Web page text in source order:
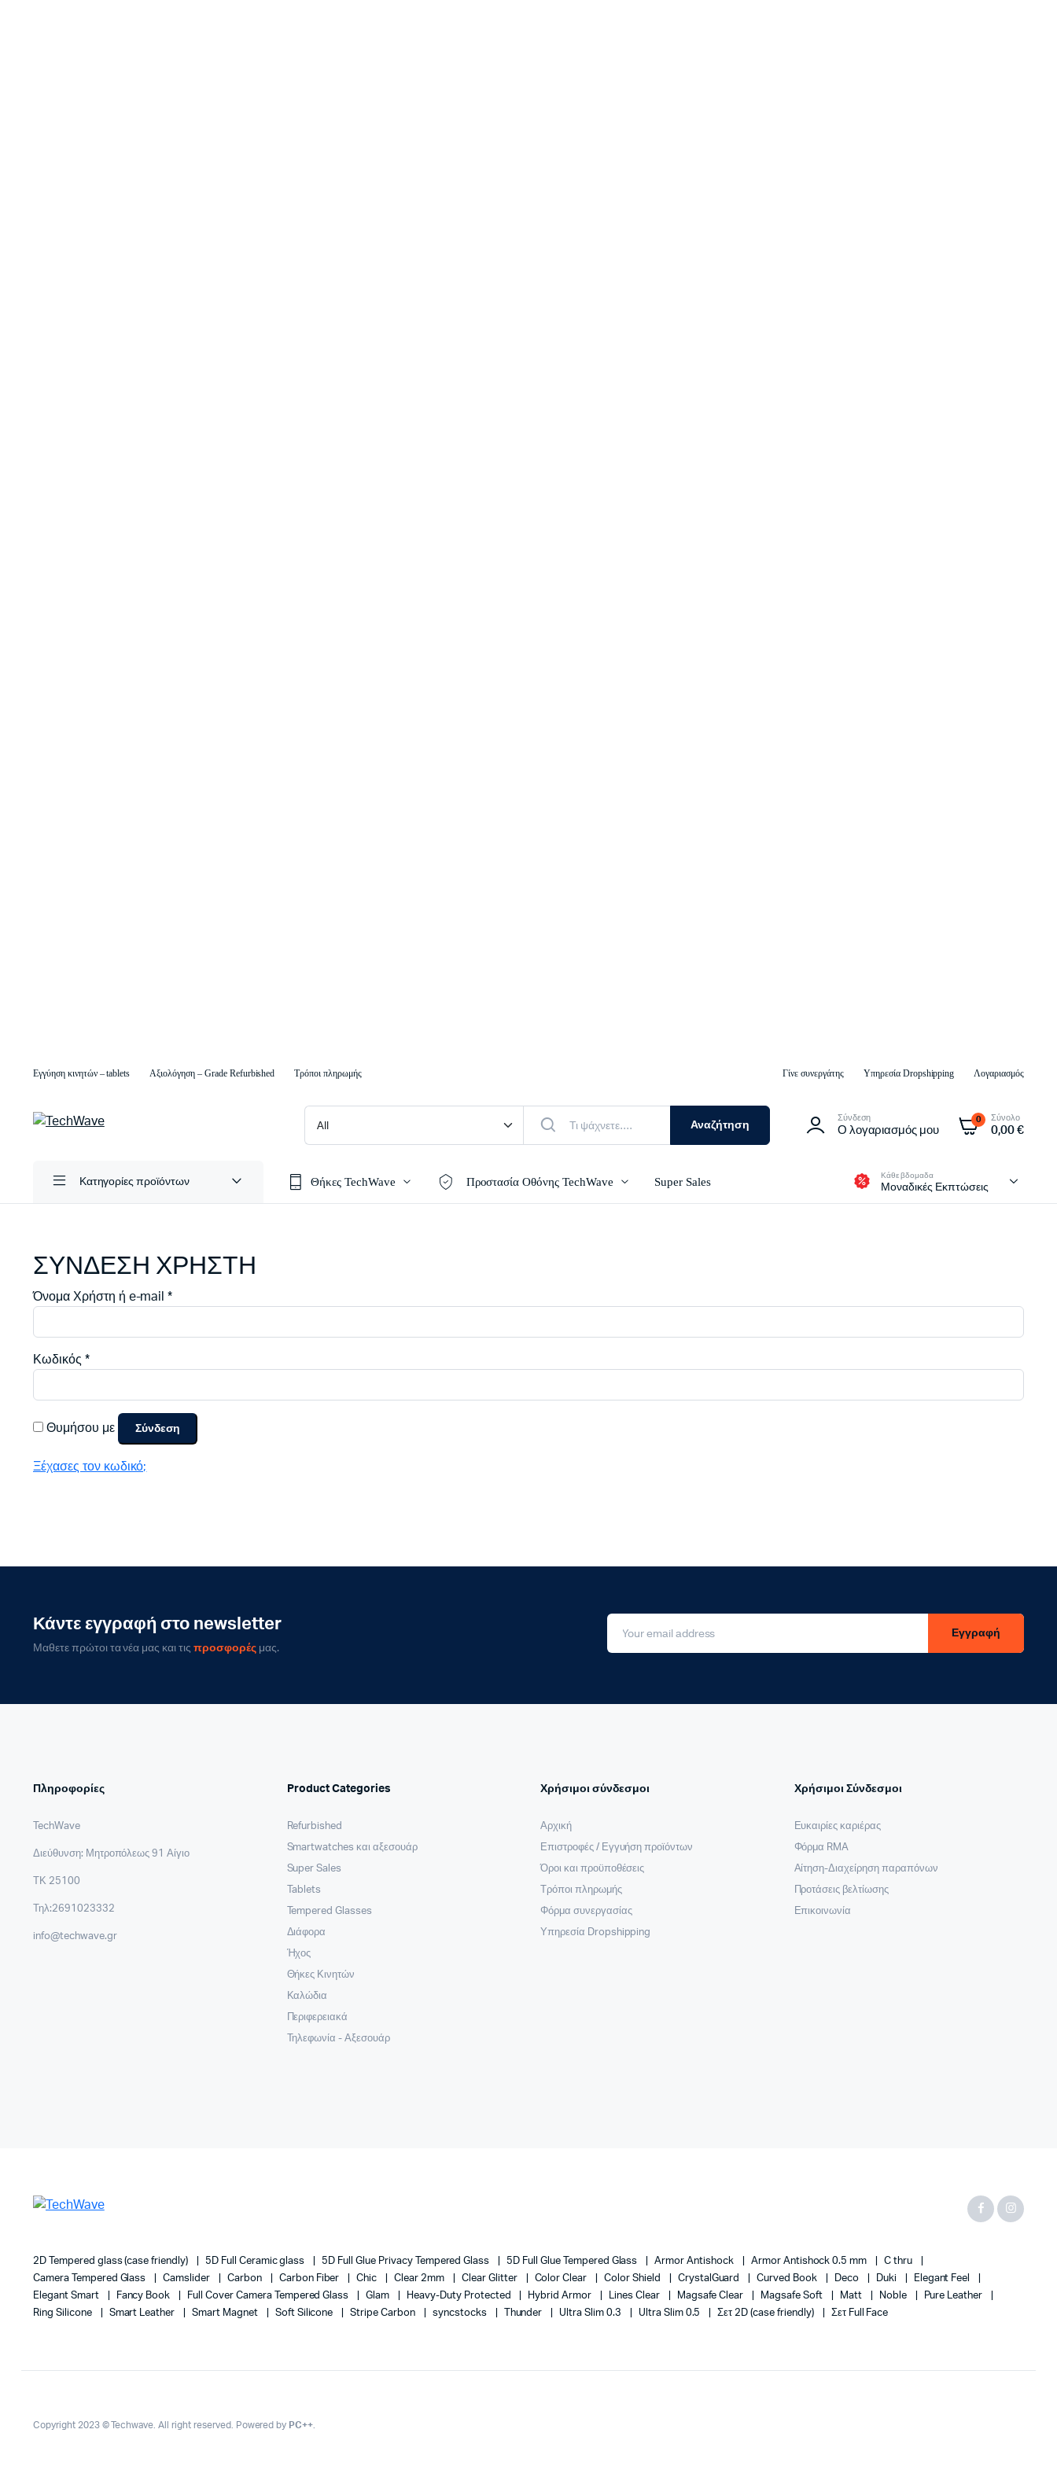
Εγγύηση κινητών – tablets Αξιολόγηση – Grade Refurbished Τρόποι πληρωμής Γίνε συνεργάτης Υπηρεσία Dropshipping Λογαριασμός
Αναζήτηση
Σύνδεση
Ο λογαριασμός μου
0 Σύνολο
0,00€
Κατηγορίες προϊόντων Θήκες TechWave Προστασία Οθόνης TechWave Super Sales
Κάθε βδομαδα
Μοναδικές Εκπτώσεις
ΣΥΝΔΕΣΗ ΧΡΗΣΤΗ
Όνομα Χρήστη ή e-mail*Απαιτείται
Κωδικός *Απαιτείται
Θυμήσου με Σύνδεση
Ξέχασες τον κωδικό;
Κάντε εγγραφή στο newsletter
Μαθετε πρώτοι τα νέα μας και τιςπροσφορέςμας.
Εγγραφή
Πληροφορίες
TechWave
Διεύθυνση: Μητροπόλεως 91 Αίγιο
ΤΚ 25100
Τηλ:2691023332
info@techwave.gr
Product Categories
Refurbished
Smartwatches και αξεσουάρ
Super Sales
Tablets
Tempered Glasses
Διάφορα
Ήχος
Θήκες Κινητών
Καλώδια
Περιφερειακά
Τηλεφωνία - Αξεσουάρ
Χρήσιμοι σύνδεσμοι
Αρχική
Επιστροφές / Εγγυήση προϊόντων
Όροι και προϋποθέσεις
Τρόποι πληρωμής
Φόρμα συνεργασίας
Υπηρεσία Dropshipping
Χρήσιμοι Σύνδεσμοι
Ευκαιρίες καριέρας
Φόρμα RMA
Αίτηση-Διαχείρηση παραπόνων
Προτάσεις βελτίωσης
Επικοινωνία
2D Tempered glass (case friendly) 5D Full Ceramic glass 5D Full Glue Privacy Tempered Glass 5D Full Glue Tempered Glass Armor Antishock Armor Antishock 0.5 mm
C thru
Camera Tempered Glass
Camslider Carbon Carbon Fiber Chic Clear 2mm Clear Glitter Color Clear Color Shield CrystalGuard Curved Book Deco Duki
Elegant Feel
Elegant Smart
Fancy Book Full Cover Camera Tempered Glass Glam Heavy-Duty Protected Hybrid Armor Lines Clear Magsafe Clear Magsafe Soft Matt Noble
Pure Leather
Ring Silicone
Smart Leather Smart Magnet Soft Silicone Stripe Carbon syncstocks Thunder Ultra Slim 0.3 Ultra Slim 0.5 Σετ 2D (case friendly) Σετ Full Face
Copyright 2023 © Techwave. All right reserved. Powered by PC++